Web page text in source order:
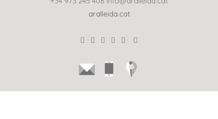
aralleida.cat